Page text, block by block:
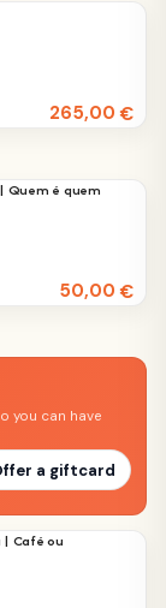
265,00€
Quem é quem
50,00€
you can have
a giftcard
| Café ou